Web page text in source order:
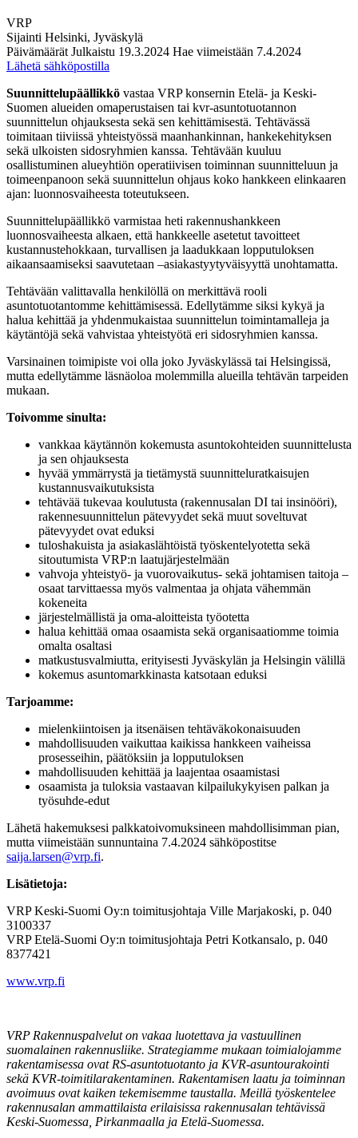
VRP
Sijainti Helsinki, Jyväskylä
Päivämäärät Julkaistu 19.3.2024 Hae viimeistään 7.4.2024
Lähetä sähköpostilla
Suunnittelupäällikkö vastaa VRP konsernin Etelä- ja Keski-
Suomen alueiden omaperustaisen tai kvr-asuntotuotannon
suunnittelun ohjauksesta sekä sen kehittämisestä. Tehtävässä
toimitaan tiiviissä yhteistyössä maanhankinnan, hankekehityksen
sekä ulkoisten sidosryhmien kanssa. Tehtävään kuuluu
osallistuminen alueyhtiön operatiivisen toiminnan suunnitteluun ja
toimeenpanoon sekä suunnittelun ohjaus koko hankkeen elinkaaren
ajan: luonnosvaiheesta toteutukseen.
Suunnittelupäällikkö varmistaa heti rakennushankkeen
luonnosvaiheesta alkaen, että hankkeelle asetetut tavoitteet
kustannustehokkaan, turvallisen ja laadukkaan lopputuloksen
aikaansaamiseksi saavutetaan –asiakastyytyväisyyttä unohtamatta.
Tehtävään valittavalla henkilöllä on merkittävä rooli
asuntotuotantomme kehittämisessä. Edellytämme siksi kykyä ja
halua kehittää ja yhdenmukaistaa suunnittelun toimintamalleja ja
käytäntöjä sekä vahvistaa yhteistyötä eri sidosryhmien kanssa.
Varsinainen toimipiste voi olla joko Jyväskylässä tai Helsingissä,
mutta edellytämme läsnäoloa molemmilla alueilla tehtävän tarpeiden
mukaan.
Toivomme sinulta:
vankkaa käytännön kokemusta asuntokohteiden suunnittelusta
ja sen ohjauksesta
hyvää ymmärrystä ja tietämystä suunnitteluratkaisujen
kustannusvaikutuksista
tehtävää tukevaa koulutusta (rakennusalan DI tai insinööri),
rakennesuunnittelun pätevyydet sekä muut soveltuvat
pätevyydet ovat eduksi
tuloshakuista ja asiakaslähtöistä työskentelyotetta sekä
sitoutumista VRP:n laatujärjestelmään
vahvoja yhteistyö- ja vuorovaikutus- sekä johtamisen taitoja –
osaat tarvittaessa myös valmentaa ja ohjata vähemmän
kokeneita
järjestelmällistä ja oma-aloitteista työotetta
halua kehittää omaa osaamista sekä organisaatiomme toimia
omalta osaltasi
matkustusvalmiutta, erityisesti Jyväskylän ja Helsingin välillä
kokemus asuntomarkkinasta katsotaan eduksi
Tarjoamme:
mielenkiintoisen ja itsenäisen tehtäväkokonaisuuden
mahdollisuuden vaikuttaa kaikissa hankkeen vaiheissa
prosesseihin, päätöksiin ja lopputuloksen
mahdollisuuden kehittää ja laajentaa osaamistasi
osaamista ja tuloksia vastaavan kilpailukykyisen palkan ja
työsuhde-edut
Lähetä hakemuksesi palkkatoivomuksineen mahdollisimman pian,
mutta viimeistään sunnuntaina 7.4.2024 sähköpostitse
saija.larsen@vrp.fi.
Lisätietoja:
VRP Keski-Suomi Oy:n toimitusjohtaja Ville Marjakoski, p. 040
3100337
VRP Etelä-Suomi Oy:n toimitusjohtaja Petri Kotkansalo, p. 040
8377421
www.vrp.fi
VRP Rakennuspalvelut on vakaa luotettava ja vastuullinen
suomalainen rakennusliike. Strategiamme mukaan toimialojamme
rakentamisessa ovat RS-asuntotuotanto ja KVR-asuntourakointi
sekä KVR-toimitilarakentaminen. Rakentamisen laatu ja toiminnan
avoimuus ovat kaiken tekemisemme taustalla. Meillä työskentelee
rakennusalan ammattilaista erilaisissa rakennusalan tehtävissä
Keski-Suomessa, Pirkanmaalla ja Etelä-Suomessa.